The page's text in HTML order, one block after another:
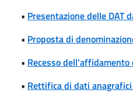
• Presentazione delle DAT
• Proposta di
• Recesso dell'affidamento
• Rettifica di dati